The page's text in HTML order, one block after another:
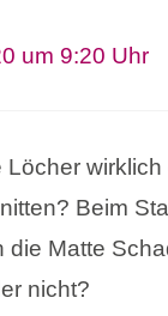
um 9:20 Uhr
Löcher
Beim
die Matte
nicht?